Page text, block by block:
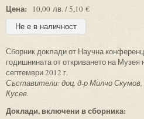
Цена: 10,00 лв. / 5,10 €
Сборник доклади от Научна
годишнината от откриването на Музея
септември 2012 г.
Съставители: доц. д-р Милчо Скумов,
Кусев.
Доклади, включени в сборника: